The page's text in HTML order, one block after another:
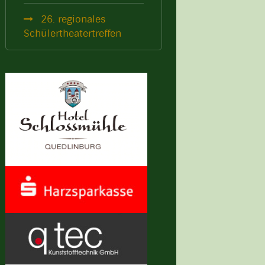
26. regionales
Schülertheatertreffen